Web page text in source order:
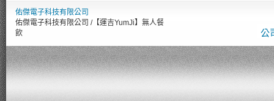
佑傑電子科技有限公司
佑傑電子科技有限公司 /【運吉YumJi】無人餐
飲
公